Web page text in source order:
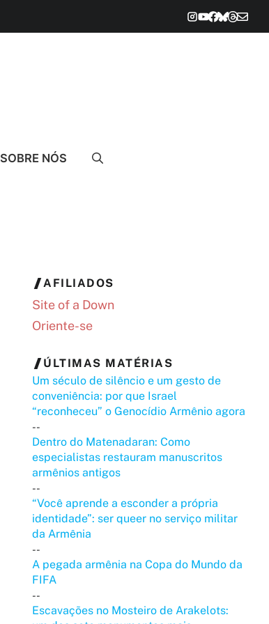
SOBRE NÓS
AFILIADOS
Site of a Down
Oriente-se
ÚLTIMAS MATÉRIAS
Um século de silêncio e um gesto de
conveniência: por que Israel
“reconheceu” o Genocídio Armênio agora
--
Dentro do Matenadaran: Como
especialistas restauram manuscritos
armênios antigos
--
“Você aprende a esconder a própria
identidade”: ser queer no serviço militar
da Armênia
--
A pegada armênia na Copa do Mundo da
FIFA
--
Escavações no Mosteiro de Arakelots: